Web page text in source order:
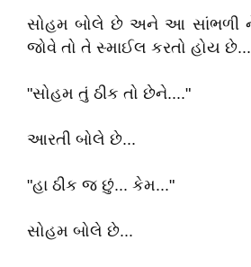
સોહમ બોલે છે અને આ સાંભળી
જોવે તો તે સ્માઈલ કરતો હોય છે...
"સોહમ તું ઠીક તો છેને...."
આરતી બોલે છે...
"હા ઠીક જ છું... કેમ..."
સોહમ બોલે છે...